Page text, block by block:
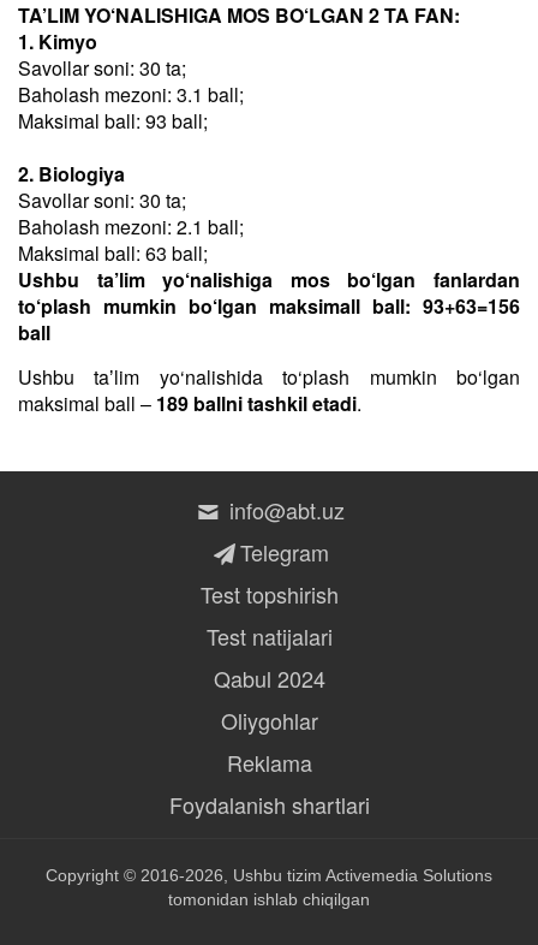
TA’LIM YO‘NALISHIGA MOS BO‘LGAN 2 TA FAN:
1. Kimyo
Savollar soni: 30 ta;
Baholash mezoni: 3.1 ball;
Maksimal ball: 93 ball;
2. Biologiya
Savollar soni: 30 ta;
Baholash mezoni: 2.1 ball;
Maksimal ball: 63 ball;
Ushbu ta’lim yo‘nalishiga mos bo‘lgan fanlardan
to‘plash mumkin bo‘lgan maksimall ball: 93+63=156
ball
Ushbu taʼlim yo‘nalishida to‘plash mumkin bo‘lgan
maksimal ball – 189 ballni tashkil etadi.
info@abt.uz
Telegram
Test topshirish
Test natijalari
Qabul 2024
Oliygohlar
Reklama
Foydalanish shartlari
Copyright © 2016-2026, Ushbu tizim Activemedia Solutions
tomonidan ishlab chiqilgan